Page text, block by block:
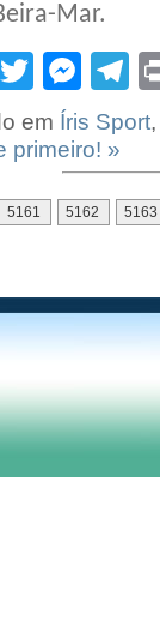
Mar.
Facebook
Twitter
em Íris Sport
primeiro! »
5161 5162 5163